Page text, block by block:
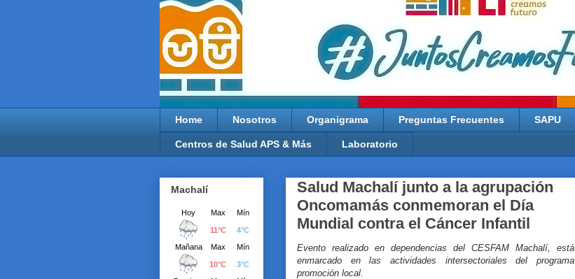
Home Nosotros Organigrama Preguntas Frecuentes SAPU
Centros de Salud APS & Más Laboratorio
Salud Machalí junto a la agrupación
Oncomamás conmemoran el Día
Mundial contra el Cáncer Infantil
Evento realizado en dependencias del CESFAM Machalí, está
enmarcado en las actividades intersectoriales del programa
promoción local.
Machalí